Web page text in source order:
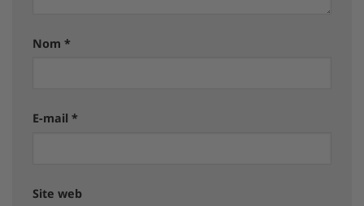
Nom *
E-mail *
Site web